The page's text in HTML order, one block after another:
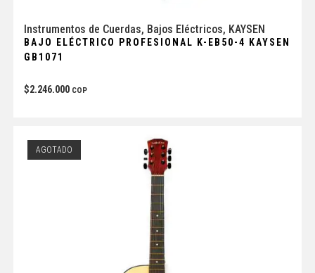
Instrumentos de Cuerdas, Bajos Eléctricos, KAYSEN
BAJO ELÉCTRICO PROFESIONAL K-EB50-4 KAYSEN
GB1071
$2.246.000 COP
AGOTADO